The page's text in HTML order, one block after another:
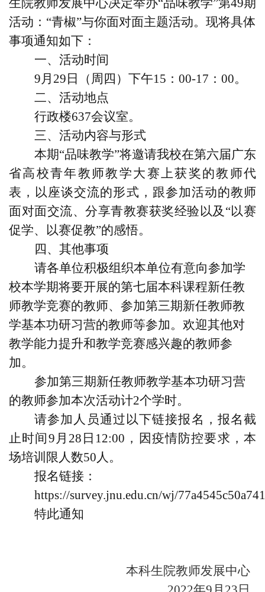
活动：“青椒”与你面对面主题活动。现将具体
事项通知如下：
一、活动时间
9 月 29 日（周四）下午15 ： 00-17 ： 00。
二、活动地点
行政楼637会议室。
三、活动内容与形式
本期“品味教学”将邀请我校在第六届广东
省高校青年教师教学大赛上获奖的教师代
表，以座谈交流的形式，跟参加活动的教师
面对面交流、分享青教赛获奖经验以及“以赛
促学、以赛促教”的感悟。
四、其他事项
请各单位积极组织本单位有意向参加学
校本学期将要开展的第七届本科课程新任教
师教学竞赛的教师、参加第三期新任教师教
学基本功研习营的教师等参加。欢迎其他对
教学能力提升和教学竞赛感兴趣的教师参
加。
参加第三期新任教师教学基本功研习营
的教师参加本次活动计2个学时。
请参加人员通过以下链接报名，报名截
止时间9 月 28 日 12:00 ，因疫情防控要求，本
场培训限人数50 人。
报名链接：
https://survey.jnu.edu.cn/wj/
特此通知
本科生院教师发展中心